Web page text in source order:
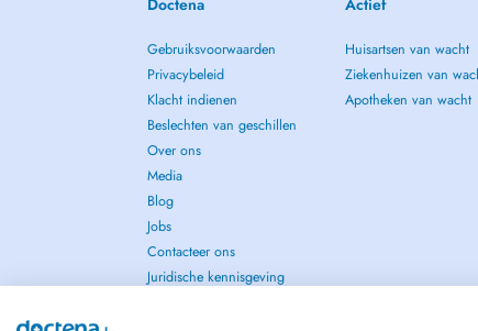
- Refractory MDD
- Chronic pain
IMPLEMENTATIONS
- Recovery Program in MHC-Harvard
- Protocole EsCo-Dudelange-Harvard and Calgary
Doctena
Gebruiksvoorwaarden
Privacybeleid
Klacht indienen
Beslechten van geschillen
Over ons
Media
Blog
Jobs
Contacteer ons
Juridische kennisgeving
Actief
Huisartsen van wacht
Ziekenhuizen van
Apotheken van wacht